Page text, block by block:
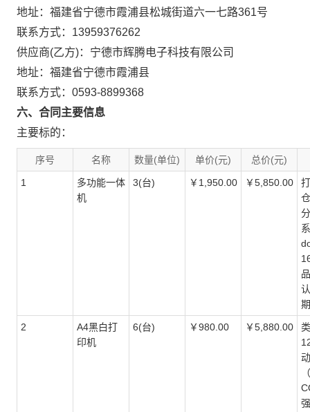
地址：福建省宁德市霞浦县松城街道六一七路361号
联系方式：13959376262
供应商(乙方)：宁德市辉腾电子科技有限公司
地址：福建省宁德市霞浦县
联系方式：0593-8899368
六、合同主要信息
主要标的：
序号 名称 数量(单位) 单价(元) 总价(元)
1
多功能一体
机
3(台) ￥1,950.00 ￥5,850.00
2
A4黑白打
印机
6(台) ￥980.00 ￥5,880.00